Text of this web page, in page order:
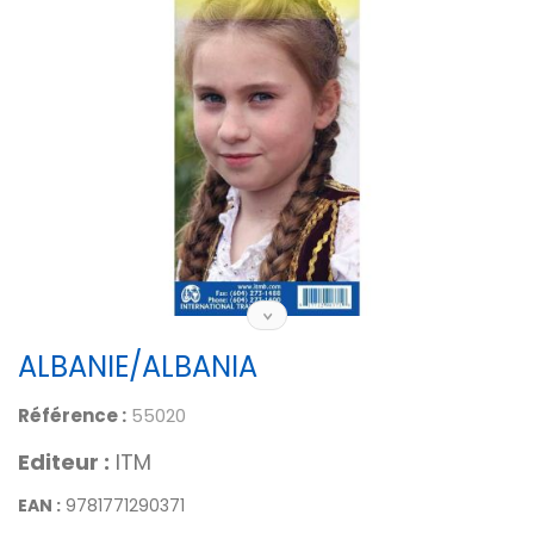
ALBANIE/ALBANIA
Référence : 55020
Editeur : ITM
EAN : 9781771290371